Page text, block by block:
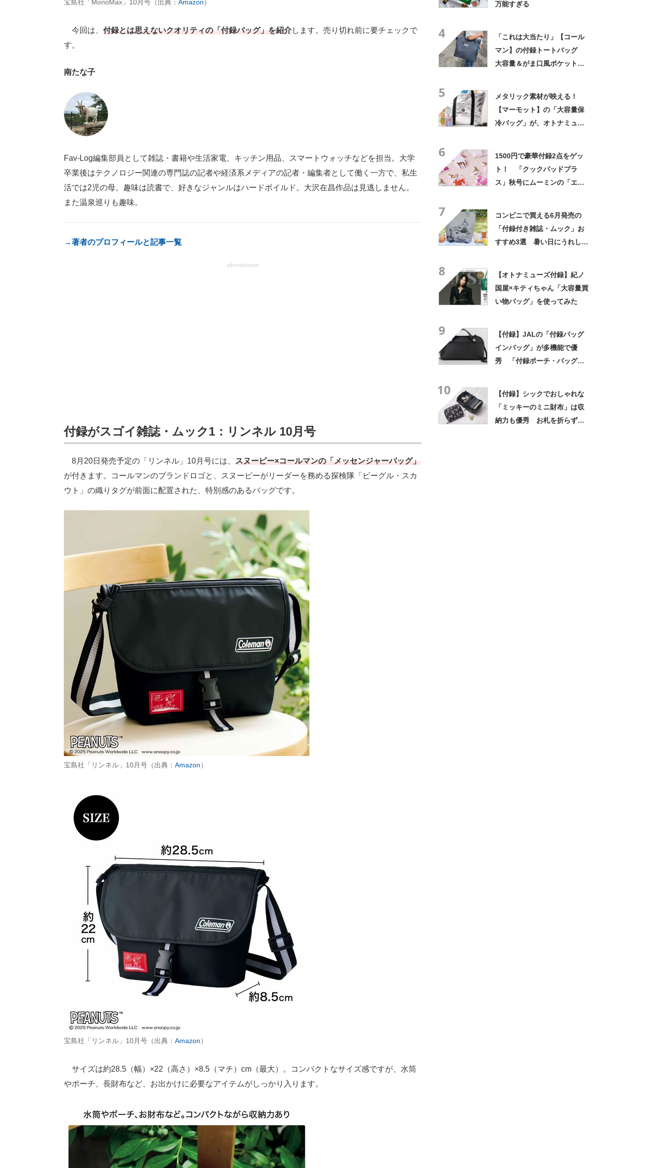
宝島社「MonoMax」10月号（出典： Amazon）
今回は、 付録とは思えないクオリティの「付録バッグ」を紹介します。売り切れ前に要チェックで
す。
南たな子
Fav-Log編集部員として雑誌・書籍や生活家電、キッチン用品、スマートウォッチなどを担当。大学
卒業後はテクノロジー関連の専門誌の記者や経済系メディアの記者・編集者として働く一方で、私生
活では2児の母。趣味は読書で、好きなジャンルはハードボイルド。大沢在昌作品は見逃しません。
また温泉巡りも趣味。
→著者のプロフィールと記事一覧
advertisement
付録がスゴイ雑誌・ムック1：リンネル 10月号
8月20日発売予定の「リンネル」10月号には、 スヌーピー×コールマンの「メッセンジャーバッグ」
が付きます。コールマンのブランドロゴと、スヌーピーがリーダーを務める探検隊「ビーグル・スカ
ウト」の織りタグが前面に配置された、特別感のあるバッグです。
宝島社「リンネル」10月号（出典： Amazon）
宝島社「リンネル」10月号（出典： Amazon）
サイズは約28.5（幅）×22（高さ）×8.5（マチ）cm（最大）。コンパクトなサイズ感ですが、水筒
やポーチ、長財布など、お出かけに必要なアイテムがしっかり入ります。
万能すぎる
4
「これは大当たり」【コール
マン】の付録トートバッグ
大容量＆がま口風ポケットが
5
メタリック素材が映える！
【マーモット】の「大容量保
冷バッグ」が、オトナミュー
6
1500円で豪華付録2点をゲッ
ト！ 「クックパッドプラ
ス」秋号にムーミンの「エコ
7
コンビニで買える6月発売の
「付録付き雑誌・ムック」お
すすめ3選 暑い日にうれしい
8
【オトナミューズ付録】紀ノ
国屋×キティちゃん「大容量買
い物バッグ」を使ってみた
9
【付録】JALの「付録バッグ
インバッグ」が多機能で優
秀 「付録ポーチ・バッグ」
10
【付録】シックでおしゃれな
「ミッキーのミニ財布」は収
納力も優秀 お札を折らずに